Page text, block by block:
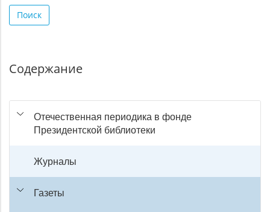
строку
для
Поиск
Содержание
Отечественная периодика в фонде
Президентской библиотеки
Журналы
Газеты